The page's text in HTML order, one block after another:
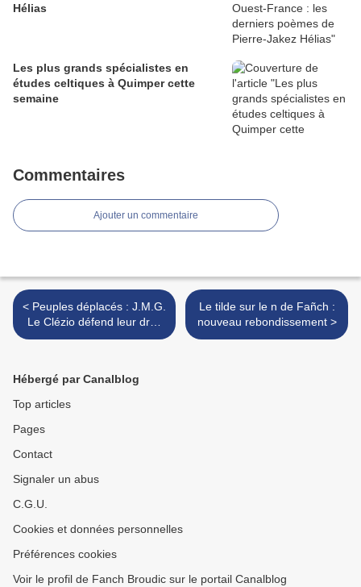
Hélias
Les plus grands spécialistes en
études celtiques à Quimper cette
semaine
Commentaires
Ajouter un commentaire
< Peuples déplacés : J.M.G.
Le Clézio défend leur droit
au retour
Le tilde sur le n de Fañch :
nouveau rebondissement >
Hébergé par Canalblog
Top articles
Pages
Contact
Signaler un abus
C.G.U.
Cookies et données personnelles
Préférences cookies
Voir le profil de Fanch Broudic sur le portail Canalblog